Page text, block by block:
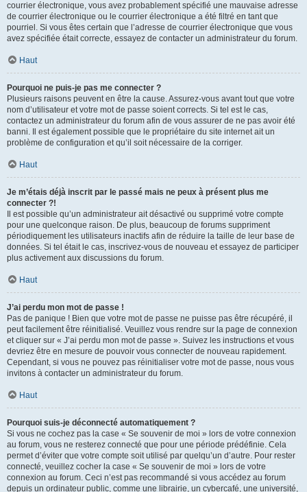
courrier électronique, vous avez probablement spécifié une mauvaise adresse
de courrier électronique ou le courrier électronique a été filtré en tant que
pourriel. Si vous êtes certain que l’adresse de courrier électronique que vous
avez spécifiée était correcte, essayez de contacter un administrateur du forum.
Haut
Pourquoi ne puis-je pas me connecter ?
Plusieurs raisons peuvent en être la cause. Assurez-vous avant tout que votre
nom d’utilisateur et votre mot de passe soient corrects. Si tel est le cas,
contactez un administrateur du forum afin de vous assurer de ne pas avoir été
banni. Il est également possible que le propriétaire du site internet ait un
problème de configuration et qu’il soit nécessaire de la corriger.
Haut
Je m’étais déjà inscrit par le passé mais ne peux à présent plus me
connecter ?!
Il est possible qu’un administrateur ait désactivé ou supprimé votre compte
pour une quelconque raison. De plus, beaucoup de forums suppriment
périodiquement les utilisateurs inactifs afin de réduire la taille de leur base de
données. Si tel était le cas, inscrivez-vous de nouveau et essayez de participer
plus activement aux discussions du forum.
Haut
J’ai perdu mon mot de passe !
Pas de panique ! Bien que votre mot de passe ne puisse pas être récupéré, il
peut facilement être réinitialisé. Veuillez vous rendre sur la page de connexion
et cliquer sur « J’ai perdu mon mot de passe ». Suivez les instructions et vous
devriez être en mesure de pouvoir vous connecter de nouveau rapidement.
Cependant, si vous ne pouvez pas réinitialiser votre mot de passe, nous vous
invitons à contacter un administrateur du forum.
Haut
Pourquoi suis-je déconnecté automatiquement ?
Si vous ne cochez pas la case « Se souvenir de moi » lors de votre connexion
au forum, vous ne resterez connecté que pour une période prédéfinie. Cela
permet d’éviter que votre compte soit utilisé par quelqu’un d’autre. Pour rester
connecté, veuillez cocher la case « Se souvenir de moi » lors de votre
connexion au forum. Ceci n’est pas recommandé si vous accédez au forum
depuis un ordinateur public, comme une librairie, un cybercafé, une université,